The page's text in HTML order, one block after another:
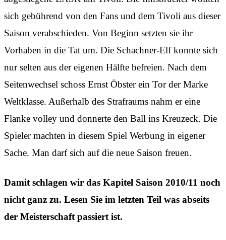
sich gebührend von den Fans und dem Tivoli aus dieser
Saison verabschieden. Von Beginn setzten sie ihr
Vorhaben in die Tat um. Die Schachner-Elf konnte sich
nur selten aus der eigenen Hälfte befreien. Nach dem
Seitenwechsel schoss Ernst Öbster ein Tor der Marke
Weltklasse. Außerhalb des Strafraums nahm er eine
Flanke volley und donnerte den Ball ins Kreuzeck. Die
Spieler machten in diesem Spiel Werbung in eigener
Sache. Man darf sich auf die neue Saison freuen.
Damit schlagen wir das Kapitel Saison 2010/11 noch
nicht ganz zu. Lesen Sie im letzten Teil was abseits
der Meisterschaft passiert ist.